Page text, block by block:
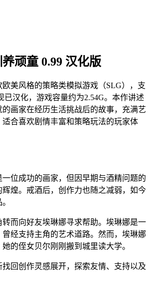
顽童 0.99 汉化版
欧美风格的策略类模拟游戏（SLG），支
已汉化，游戏容量约为2.54G。本作讲述
的画家在经历生活挑战后的故事，充满艺
合喜欢剧情丰富和策略玩法的玩家体
位成功的画家，但因早期与酒精问题的
煌。戒酒后，创作力也随之减弱，如今
转而向好友埃琳娜寻求帮助。埃琳娜是一
经支持主角的艺术道路。然而，埃琳娜
的侄女贝尔刚刚搬到城里读大学。
回创作灵感展开，探索友情、支持以及